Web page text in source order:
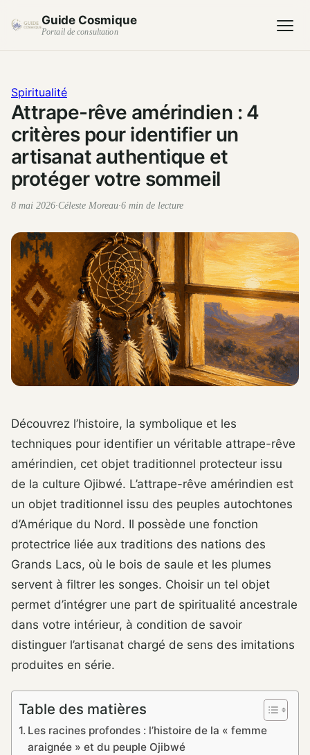
Guide Cosmique
Portail de consultation
Spiritualité
Attrape-rêve amérindien : 4
critères pour identifier un
artisanat authentique et
protéger votre sommeil
8 mai 2026·Céleste Moreau·6 min de lecture
Découvrez l’histoire, la symbolique et les
techniques pour identifier un véritable attrape-rêve
amérindien, cet objet traditionnel protecteur issu
de la culture Ojibwé. L’attrape-rêve amérindien est
un objet traditionnel issu des peuples autochtones
d’Amérique du Nord. Il possède une fonction
protectrice liée aux traditions des nations des
Grands Lacs, où le bois de saule et les plumes
servent à filtrer les songes. Choisir un tel objet
permet d’intégrer une part de spiritualité ancestrale
dans votre intérieur, à condition de savoir
distinguer l’artisanat chargé de sens des imitations
produites en série.
Table des matières
Les racines profondes : l’histoire de la « femme
araignée » et du peuple Ojibwé